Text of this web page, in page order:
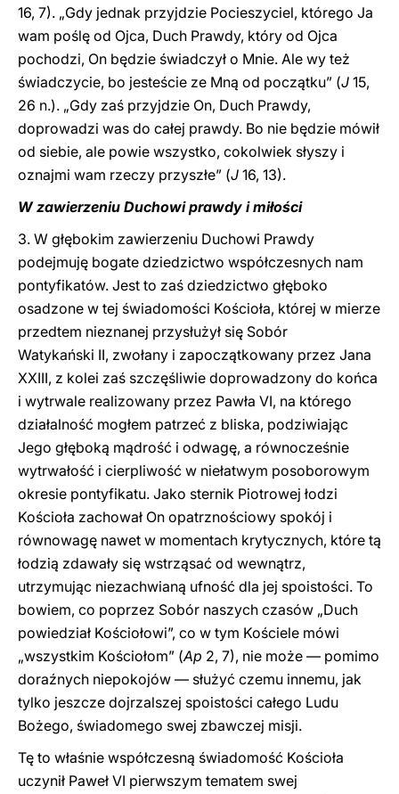
16, 7). „Gdy jednak przyjdzie Pocieszyciel, którego Ja
wam poślę od Ojca, Duch Prawdy, który od Ojca
pochodzi, On będzie świadczył o Mnie. Ale wy też
świadczycie, bo jesteście ze Mną od początku” (J 15,
26 n.). „Gdy zaś przyjdzie On, Duch Prawdy,
doprowadzi was do całej prawdy. Bo nie będzie mówił
od siebie, ale powie wszystko, cokolwiek słyszy i
oznajmi wam rzeczy przyszłe” (J 16, 13).
W zawierzeniu Duchowi prawdy i miłości
3. W głębokim zawierzeniu Duchowi Prawdy
podejmuję bogate dziedzictwo współczesnych nam
pontyfikatów. Jest to zaś dziedzictwo głęboko
osadzone w tej świadomości Kościoła, której w mierze
przedtem nieznanej przysłużył się Sobór
Watykański II, zwołany i zapoczątkowany przez Jana
XXIII, z kolei zaś szczęśliwie doprowadzony do końca
i wytrwale realizowany przez Pawła VI, na którego
działalność mogłem patrzeć z bliska, podziwiając
Jego głęboką mądrość i odwagę, a równocześnie
wytrwałość i cierpliwość w niełatwym posoborowym
okresie pontyfikatu. Jako sternik Piotrowej łodzi
Kościoła zachował On opatrznościowy spokój i
równowagę nawet w momentach krytycznych, które tą
łodzią zdawały się wstrząsać od wewnątrz,
utrzymując niezachwianą ufność dla jej spoistości. To
bowiem, co poprzez Sobór naszych czasów „Duch
powiedział Kościołowi”, co w tym Kościele mówi
„wszystkim Kościołom” (Ap 2, 7), nie może — pomimo
doraźnych niepokojów — służyć czemu innemu, jak
tylko jeszcze dojrzalszej spoistości całego Ludu
Bożego, świadomego swej zbawczej misji.
Tę to właśnie współczesną świadomość Kościoła
uczynił Paweł VI pierwszym tematem swej